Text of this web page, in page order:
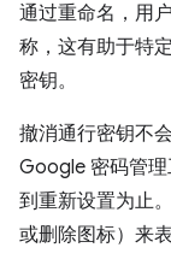
通过重命名，用
称，这有助于特
密钥。
撤消通行密钥不
Google 密码管
到重新设置为止
或删除图标）来